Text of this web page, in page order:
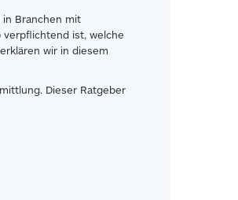
Branchen mit
ist, welche
wir in diesem
Dieser Ratgeber